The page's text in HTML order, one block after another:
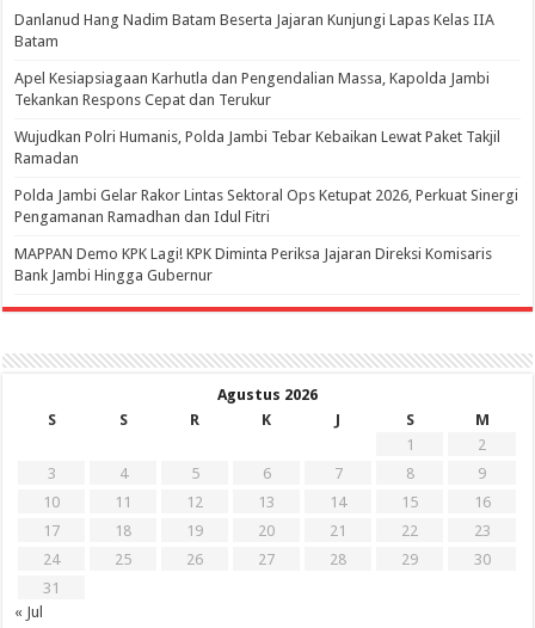
Danlanud Hang Nadim Batam Beserta Jajaran Kunjungi Lapas Kelas IIA
Batam
Apel Kesiapsiagaan Karhutla dan Pengendalian Massa, Kapolda Jambi
Tekankan Respons Cepat dan Terukur
Wujudkan Polri Humanis, Polda Jambi Tebar Kebaikan Lewat Paket Takjil
Ramadan
Polda Jambi Gelar Rakor Lintas Sektoral Ops Ketupat 2026, Perkuat Sinergi
Pengamanan Ramadhan dan Idul Fitri
‎MAPPAN Demo KPK Lagi! KPK Diminta Periksa Jajaran Direksi Komisaris
Bank Jambi Hingga Gubernur ‎
Agustus 2026
S
S R K J S
M
1
2
3
4 5 6 7 8
9
10
11 12 13 14 15
16
17
18 19 20 21 22
23
24
25 26 27 28 29
30
31
« Jul